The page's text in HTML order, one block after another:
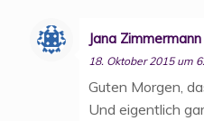
Jana Zimmermann
18. Oktober 2015 um
Guten Morgen,
Und eigentlich